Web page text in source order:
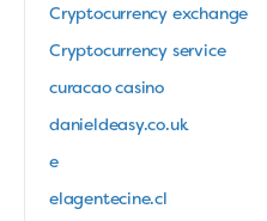
Cryptocurrency exchange
Cryptocurrency service
curacao casino
danieldeasy.co.uk
e
elagentecine.cl